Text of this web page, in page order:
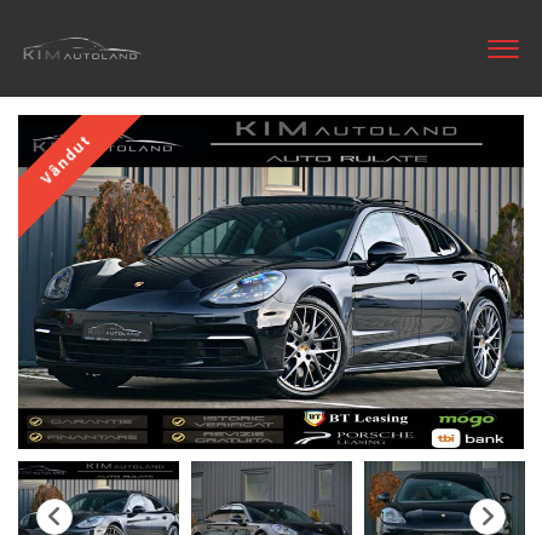
Vândut